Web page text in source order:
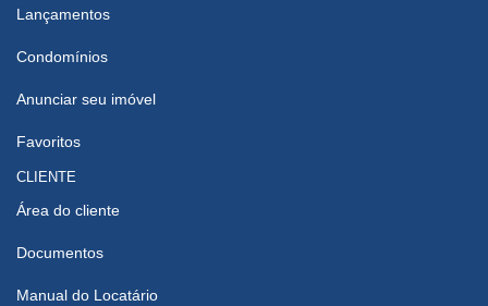
Lançamentos
Condomínios
Anunciar seu imóvel
Favoritos
CLIENTE
Área do cliente
Documentos
Manual do Locatário